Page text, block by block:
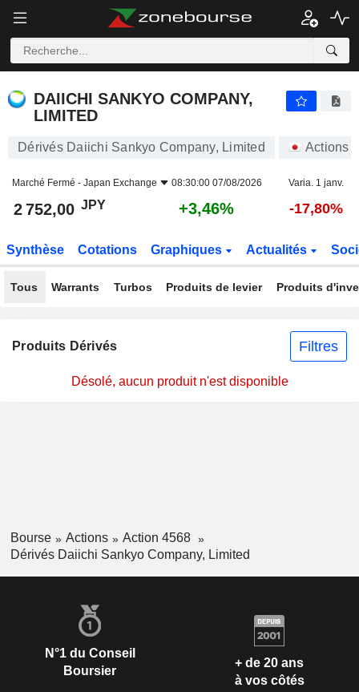
DAIICHI SANKYO COMPANY,
LIMITED
Dérivés Daiichi Sankyo Company, Limited Actions
Marché Fermé - Japan Exchange 08:30:00 07/08/2026 Varia. 1 janv.
2 752,00 JPY +3,46% -17,80%
Synthèse Cotations Graphiques Actualités
Tous Warrants Turbos Produits de levier Produits
Produits Dérivés Filtres
Désolé, aucun produit n'est disponible
Bourse Actions
Action 4568
Dérivés Daiichi Sankyo Company, Limited
N°1 du Conseil
Boursier
+ de 20 ans
à vos côtés